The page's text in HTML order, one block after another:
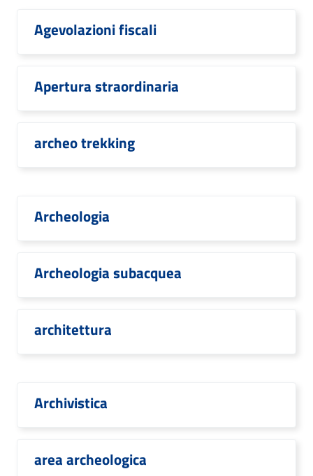
Agevolazioni fiscali
Apertura straordinaria
archeo trekking
Archeologia
Archeologia subacquea
architettura
Archivistica
area archeologica